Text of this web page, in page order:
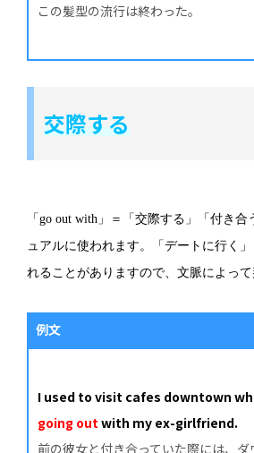
この髪型の流行は終わった。
交際する
「go out with」＝「交際する」「付き
ュアルに使われます。「デートに行く
れることがありますので、文脈によって
例文
I used to visit cafes downtown
going out with my ex-girlfriend.
前の彼女と付き合っていた際には、